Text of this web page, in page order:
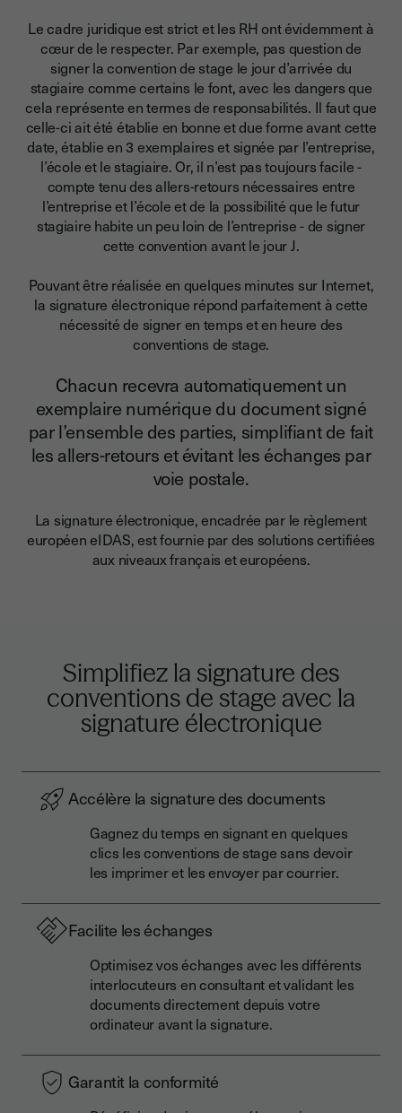
Le cadre juridique est strict et les RH ont évidemment à
cœur de le respecter. Par exemple, pas question de
signer la convention de stage le jour d’arrivée du
stagiaire comme certains le font, avec les dangers que
cela représente en termes de responsabilités. Il faut que
celle-ci ait été établie en bonne et due forme avant cette
date, établie en 3 exemplaires et signée par l’entreprise,
l’école et le stagiaire. Or, il n’est pas toujours facile -
compte tenu des allers-retours nécessaires entre
l’entreprise et l’école et de la possibilité que le futur
stagiaire habite un peu loin de l’entreprise - de signer
cette convention avant le jour J.
Pouvant être réalisée en quelques minutes sur Internet,
la signature électronique répond parfaitement à cette
nécessité de signer en temps et en heure des
conventions de stage.
Chacun recevra automatiquement un
exemplaire numérique du document signé
par l’ensemble des parties, simplifiant de fait
les allers-retours et évitant les échanges par
voie postale.
La signature électronique, encadrée par le règlement
européen eIDAS, est fournie par des solutions certifiées
aux niveaux français et européens.
Simplifiez la signature des
conventions de stage avec la
signature électronique
Accélère la signature des documents
Gagnez du temps en signant en quelques
clics les conventions de stage sans devoir
les imprimer et les envoyer par courrier.
Facilite les échanges
Optimisez vos échanges avec les différents
interlocuteurs en consultant et validant les
documents directement depuis votre
ordinateur avant la signature.
Garantit la conformité